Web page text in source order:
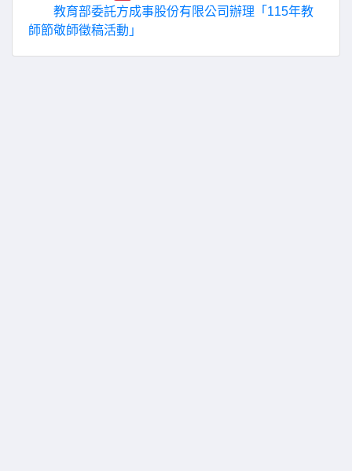
教育部委託方成事股份有限公司辦理「115年教
師節敬師徵稿活動」